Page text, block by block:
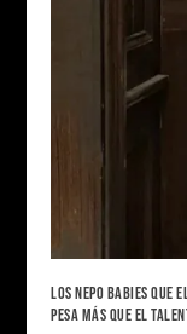
LOS NEPO BABIES QUE
PESA MÁS QUE EL